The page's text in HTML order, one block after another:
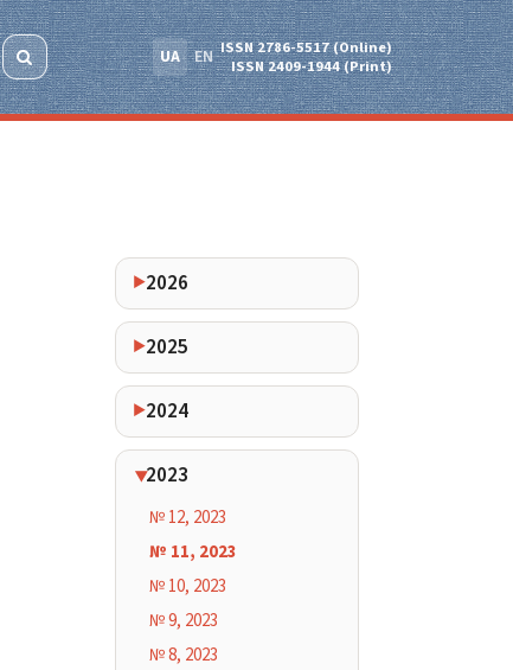
UA EN ISSN 2786-5517 (Online)
ISSN 2409-1944 (Print)
2026
2025
2024
2023
№ 12, 2023
№ 11, 2023
№ 10, 2023
№ 9, 2023
№ 8, 2023